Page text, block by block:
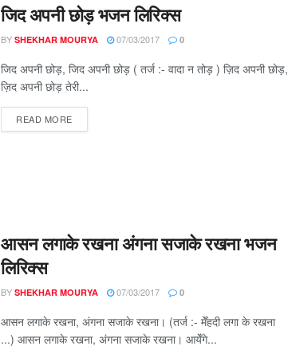
जिद अपनी छोड़ भजन लिरिक्स
BY SHEKHAR MOURYA 07/03/2017 0
जिद अपनी छोड़, जिद अपनी छोड़ ( तर्ज :- वादा न तोड़ ) ज़िद अपनी छोड़,
ज़िद अपनी छोड़ तेरी...
READ MOREDETAILS
आसन लगाके रखना अंगना सजाके रखना भजन
लिरिक्स
BY SHEKHAR MOURYA 07/03/2017 0
आसन लगाके रखना, अंगना सजाके रखना। (तर्ज :- मेँहदी लगा के रखना
...) आसन लगाके रखना, अंगना सजाके रखना। आयेँगे...